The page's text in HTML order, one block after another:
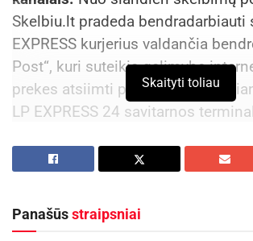
Skelbiu.lt pradeda bendradarbiauti
EXPRESS kurjerius valdančia
Post“, kuri suteikia galimybę
prekes atsiimti per visą parą
LP EXPRESS 24 savitarnos
„Skelbiu.lt atlieka esminį vaidmenį
dar reikia susitarti dėl atsiskaitymo,
Skaityti toliau
Panašūsstraipsniai